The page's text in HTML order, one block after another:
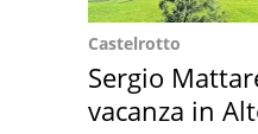
Castelrotto
Sergio
vacanza in